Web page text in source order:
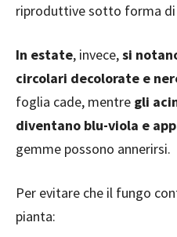
riproduttive sotto forma di
In estate, invece,si
circolari decolorate e
foglia cade, mentre gli
diventano blu-viola e
gemme possono annerirsi.
Per evitare che il fungo
pianta: